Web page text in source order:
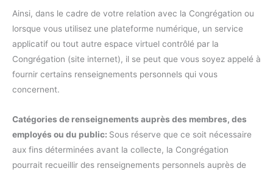
Ainsi, dans le cadre de votre relation avec la Congrégation ou
lorsque vous utilisez une plateforme numérique, un service
applicatif ou tout autre espace virtuel contrôlé par la
Congrégation (site internet), il se peut que vous soyez appelé à
fournir certains renseignements personnels qui vous
concernent.
Catégories de renseignements auprès des membres, des
employés ou du public: Sous réserve que ce soit nécessaire
aux fins déterminées avant la collecte, la Congrégation
pourrait recueillir des renseignements personnels auprès de